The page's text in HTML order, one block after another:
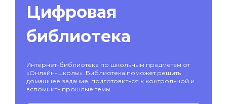
Цифровая
библиотека
Интернет-библиотека по школьным предметам от
«Онлайн-школы». Библиотека поможет решить
домашнее задание, подготовиться к контрольной и
вспомнить прошлые темы.